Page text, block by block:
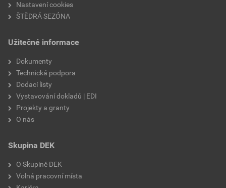
Nastavení cookies
ŠTĚDRÁ SEZÓNA
Užitečné informace
Dokumenty
Technická podpora
Dodací listy
Vystavování dokladů | EDI
Projekty a granty
O nás
Skupina DEK
O Skupině DEK
Volná pracovní místa